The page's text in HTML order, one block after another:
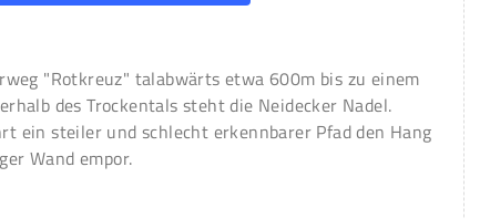
"Rotkreuz" talabwärts etwa 600m bis zu einem
des Trockentals steht die Neidecker Nadel.
ein steiler und schlecht erkennbarer Pfad den Hang
Wand empor.